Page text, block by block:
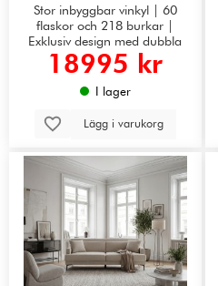
Stor inbyggbar vinkyl | 60
flaskor och 218 burkar |
Exklusiv design med dubbla
temperaturzoner | 365 L
18995 kr
I lager
Lägg i varukorg